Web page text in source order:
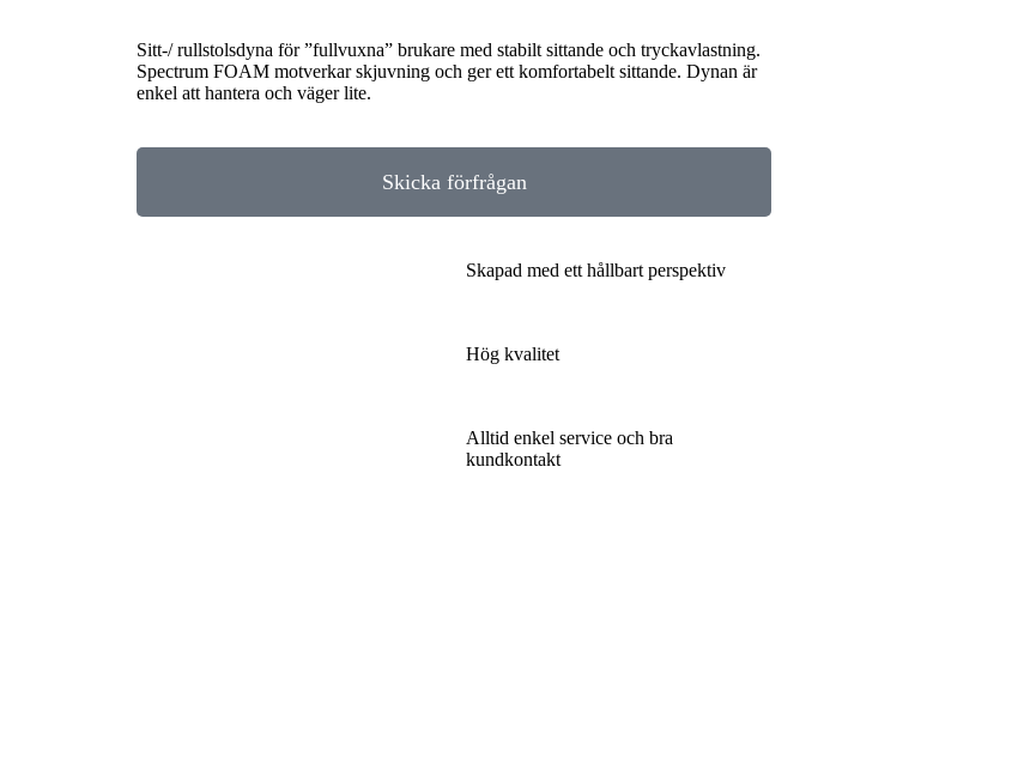
Sitt-/ rullstolsdyna för ”fullvuxna” brukare med stabilt sittande och tryckavlastning.
Spectrum FOAM motverkar skjuvning och ger ett komfortabelt sittande. Dynan är
enkel att hantera och väger lite.
Skicka förfrågan
Skapad med ett hållbart perspektiv
Hög kvalitet
Alltid enkel service och bra
kundkontakt